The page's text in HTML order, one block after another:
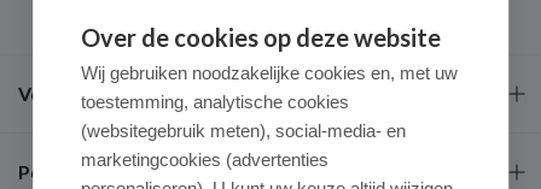
Veel gestelde vragen
Populaire merken
Over de cookies op deze website
Wij gebruiken noodzakelijke cookies en, met uw
toestemming, analytische cookies
(websitegebruik meten), social-media- en
marketingcookies (advertenties